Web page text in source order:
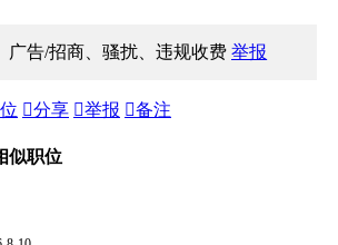
广告/招商、骚扰、违规收费举报
分享 举报 备注
似职位